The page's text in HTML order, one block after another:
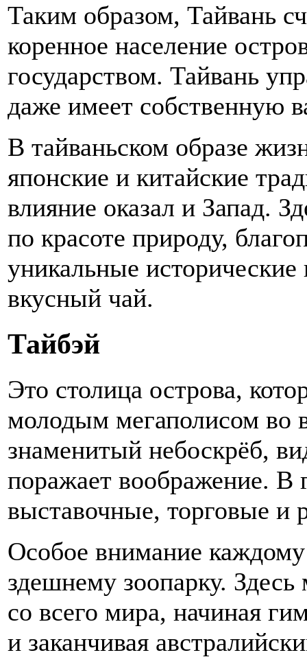
Таким образом, Тайвань
коренное население
государством. Тайвань
даже имеет собственную
В тайваньском образе
японские и китайские
влияние оказал и Запад.
по красоте природу,
уникальные
вкусный чай.
Тайбэй
Это столица острова,
молодым мегаполисом во
знаменитый небоскрёб,
поражает воображение. В
выставочные, торговые и
Особое внимание каждому
здешнему зоопарку.
со всего мира, начиная
и заканчивая